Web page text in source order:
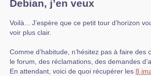
Debian, j’en veux
Voilà... J’espère que ce petit tour d’horizon
voir plus clair.
Comme d’habitude, n’hésitez pas à faire des
le forum, des réclamations, des demandes
En attendant, voici de quoi récupérer les 8